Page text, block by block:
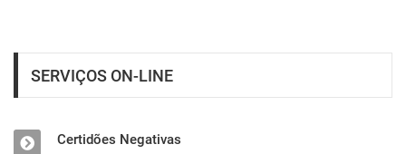
SERVIÇOS ON-LINE
Certidões Negativas